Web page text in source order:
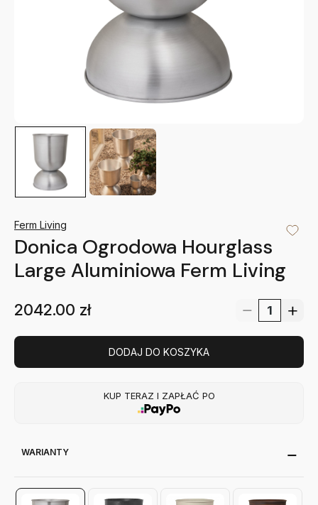
Ferm Living
Donica Ogrodowa Hourglass
Large Aluminiowa Ferm Living
2042.00 zł
DODAJ DO KOSZYKA
KUP TERAZ I ZAPŁAĆ PO
WARIANTY